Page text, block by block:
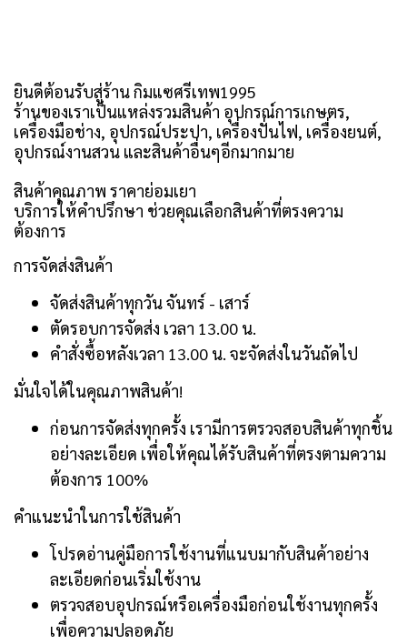
ยินดีต้อนรับสู่ร้าน กิมแซศรีเทพ1995
ร้านของเราเป็นแหล่งรวมสินค้า อุปกรณ์การเกษตร,
เครื่องมือช่าง, อุปกรณ์ประปา, เครื่องปั่นไฟ, เครื่องยนต์,
อุปกรณ์งานสวน และสินค้าอื่นๆอีกมากมาย
สินค้าคุณภาพ ราคาย่อมเยา
บริการให้คำปรึกษา ช่วยคุณเลือกสินค้าที่ตรงความ
ต้องการ
การจัดส่งสินค้า
จัดส่งสินค้าทุกวัน จันทร์ - เสาร์
ตัดรอบการจัดส่ง เวลา 13.00 น.
คำสั่งซื้อหลังเวลา 13.00 น. จะจัดส่งในวันถัดไป
มั่นใจได้ในคุณภาพสินค้า!
ก่อนการจัดส่งทุกครั้ง เรามีการตรวจสอบสินค้าทุกชิ้น
อย่างละเอียด เพื่อให้คุณได้รับสินค้าที่ตรงตามความ
ต้องการ 100%
คำแนะนำในการใช้สินค้า
โปรดอ่านคู่มือการใช้งานที่แนบมากับสินค้าอย่าง
ละเอียดก่อนเริ่มใช้งาน
ตรวจสอบอุปกรณ์หรือเครื่องมือก่อนใช้งานทุกครั้ง
เพื่อความปลอดภัย